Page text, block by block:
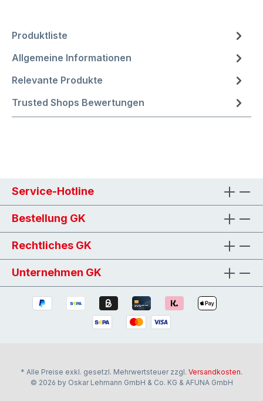
Produktliste
Allgemeine Informationen
Relevante Produkte
Trusted Shops Bewertungen
Service-Hotline
Bestellung GK
Rechtliches GK
Unternehmen GK
* Alle Preise exkl. gesetzl. Mehrwertsteuer zzgl. Versandkosten.
© 2026 by Oskar Lehmann GmbH & Co. KG & AFUNA GmbH